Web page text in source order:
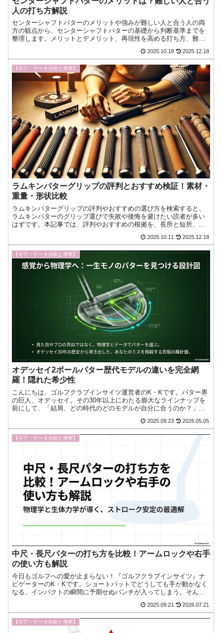
人の打ち方解説
センターシャフトパターのメリットや強みが難しい人と合う人の両
方の観点から、センターシャフトパターの基礎から判断基準までを
整理します。メリットとデメリット、再現性を高める打ち方、難し
今日もゴルフへの愛が止まらない！『ゴルフクラブインサイツ』ナ
2025.10.18 2025.12.18
【ギア・データ分析と考察】
ラムキンパターグリップの評判とおすすめ検証！素材・
重量・形状比較
ラムキンパターグリップの評判やおすすめの選び方を検索すると、
ラムキンパターのグリップ選びで失敗や後悔を避けたい読者が多い
はずです。本記事では、評判やおすすめの根拠を、長所と短所、口
今日もゴルフへの愛が止まらない！『ゴルフクラブインサイツ』ナ
2025.10.11 2025.12.18
【ギア・データ分析と考察】
オデッセイ2ボールパター歴代モデルの違いを完全網
羅！隠れた希少性
こんにちは、ゴルフクラブインサイツ運営者のK・Kです。パター界
の巨人、オデッセイ。その30年以上にわたる膨大なラインナップを
前にして、「結局、どの時代のどのモデルが自分に合うのか？」と
ゴルフへの愛が止まらない！『ゴルフクラブインサイツ』ナビゲー
ターのK・Kです。
2025.09.23 2026.05.05
【ギア・データ分析と考察】
中尺・長尺パターの打ち方を比較！アームロックや右手
の使い方も解説
今日もゴルフへの愛が止まらない！『ゴルフクラブインサイツ』ナ
ビゲーターのK・Kです。ショートパットでどうしても手が動かなく
なる、インパクトの瞬間に予期せぬパンチが入ってしまう。そんな
日もゴルフへの愛が止まらない！『ゴルフクラブインサイツ』ナビ
ゲーターのK・Kです。
2025.09.21 2026.07.21
【ギア・データ分析と考察】